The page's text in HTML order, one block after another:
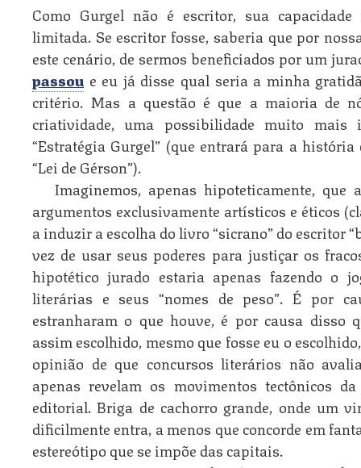
Como Gurgel não é escritor, sua
limitada. Se escritor fosse, saberia que por
este cenário, de sermos beneficiados por um
passou e eu já disse qual seria a minha
critério. Mas a questão é que a maioria de
criatividade, uma possibilidade muito
“Estratégia Gurgel” (que entrará para a
“Lei de Gérson”).
Imaginemos, apenas hipoteticamente, que
argumentos exclusivamente artísticos e éticos
a induzir a escolha do livro “sicrano” do escritor
vez de usar seus poderes para justiçar os
hipotético jurado estaria apenas fazendo o
literárias e seus “nomes de peso”. É por
estranharam o que houve, é por causa disso
assim escolhido, mesmo que fosse eu o
opinião de que concursos literários não
apenas revelam os movimentos tectônicos
editorial. Briga de cachorro grande, onde um
dificilmente entra, a menos que concorde em
estereótipo que se impõe das capitais.